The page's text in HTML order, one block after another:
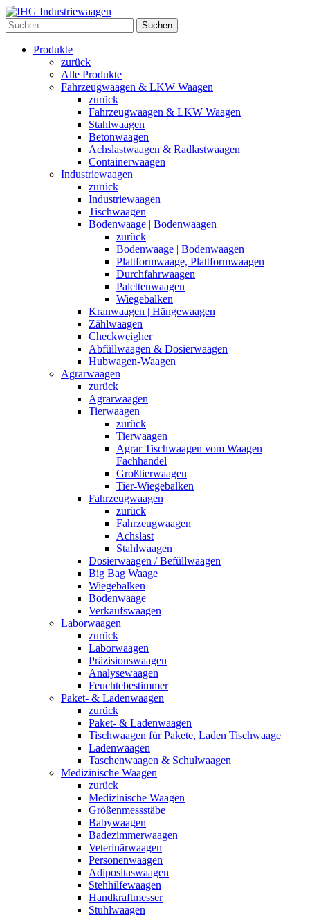
Suchen
Produkte
zurück
Alle Produkte
Fahrzeugwaagen & LKW Waagen
zurück
Fahrzeugwaagen & LKW Waagen
Stahlwaagen
Betonwaagen
Achslastwaagen & Radlastwaagen
Containerwaagen
Industriewaagen
zurück
Industriewaagen
Tischwaagen
Bodenwaage | Bodenwaagen
zurück
Bodenwaage | Bodenwaagen
Plattformwaage, Plattformwaagen
Durchfahrwaagen
Palettenwaagen
Wiegebalken
Kranwaagen | Hängewaagen
Zählwaagen
Checkweigher
Abfüllwaagen & Dosierwaagen
Hubwagen-Waagen
Agrarwaagen
zurück
Agrarwaagen
Tierwaagen
zurück
Tierwaagen
Agrar Tischwaagen vom Waagen
Fachhandel
Großtierwaagen
Tier-Wiegebalken
Fahrzeugwaagen
zurück
Fahrzeugwaagen
Achslast
Stahlwaagen
Dosierwaagen / Befüllwaagen
Big Bag Waage
Wiegebalken
Bodenwaage
Verkaufswaagen
Laborwaagen
zurück
Laborwaagen
Präzisionswaagen
Analysewaagen
Feuchtebestimmer
Paket- & Ladenwaagen
zurück
Paket- & Ladenwaagen
Tischwaagen für Pakete, Laden Tischwaage
Ladenwaagen
Taschenwaagen & Schulwaagen
Medizinische Waagen
zurück
Medizinische Waagen
Größenmessstäbe
Babywaagen
Badezimmerwaagen
Veterinärwaagen
Personenwaagen
Adipositaswaagen
Stehhilfewaagen
Handkraftmesser
Stuhlwaagen